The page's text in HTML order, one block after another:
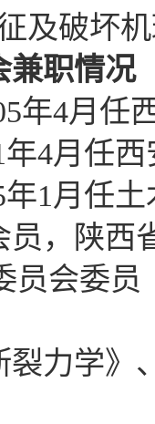
及破坏
兼职情况
年4月任
年4月任
年1月任
员，陕西
员会委员
裂力学》